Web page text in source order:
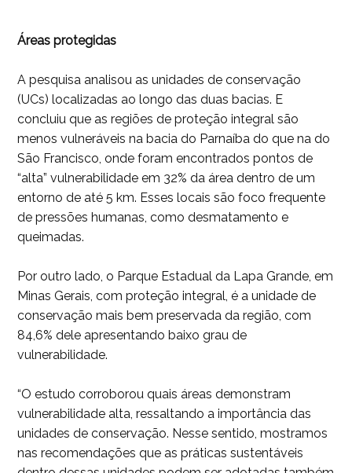
Áreas protegidas
A pesquisa analisou as unidades de conservação
(UCs) localizadas ao longo das duas bacias. E
concluiu que as regiões de proteção integral são
menos vulneráveis na bacia do Parnaíba do que na do
São Francisco, onde foram encontrados pontos de
“alta” vulnerabilidade em 32% da área dentro de um
entorno de até 5 km. Esses locais são foco frequente
de pressões humanas, como desmatamento e
queimadas.
Por outro lado, o Parque Estadual da Lapa Grande, em
Minas Gerais, com proteção integral, é a unidade de
conservação mais bem preservada da região, com
84,6% dele apresentando baixo grau de
vulnerabilidade.
“O estudo corroborou quais áreas demonstram
vulnerabilidade alta, ressaltando a importância das
unidades de conservação. Nesse sentido, mostramos
nas recomendações que as práticas sustentáveis